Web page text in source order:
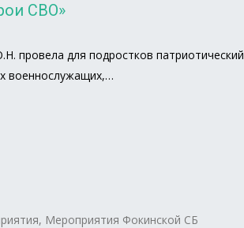
СВО»
провела для подростков патриотический
военнослужащих,…
, Мероприятия Фокинской СБ